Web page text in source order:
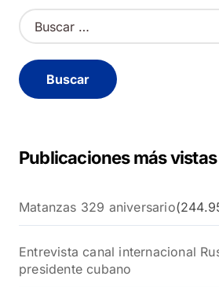
B
u
c
a
Publicaciones más vistas
Matanzas 329 aniversario
Entrevista canal internacional
presidente cubano